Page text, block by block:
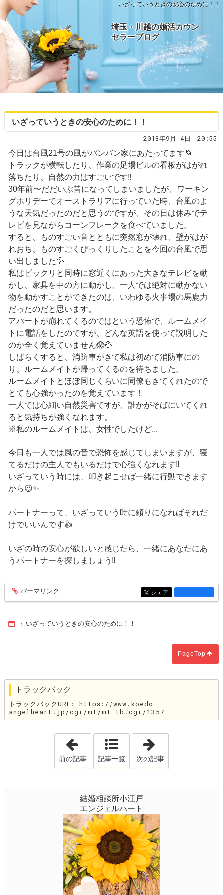
いざっていうときの安心のために！！
埼玉・川越の婚活カウン
セラーブログ
いざっていうときの安心のために！！
2018年9月 4日｜20:55
今日は台風21号の風がバンバン家にあたってます🌀
トラックが横転したり、作業の足場ビルの看板がはがれ
落ちたり、自然の力はすごいです‼️
30年前〜だだいぶ昔になってしまいましたが、ワーキン
グホリデーでオーストラリアに行っていた時、台風のよ
うな天気だったのだと思うのですが、その日は休みでテ
レビを見ながらコーンフレークを食べていました。
すると、ものすごい音とともに突然窓が壊れ、壁がはが
れおち、ものすごくびっくりしたことを今回の台風で思
い出しました💦
私はビックリと同時に窓近くにあった大きなテレビを動
かし、家具を中の方に動かし、一人では絶対に動かない
物を動かすことができたのは、いわゆる火事場の馬鹿力
だったのだと思います。
アパートが崩れてくるのではという恐怖で、ルームメイ
トに電話をしたのですが、どんな英語を使って説明した
のか全く覚えていません😱💦
しばらくすると、消防車がきて私は初めて消防車にの
り、ルームメイトが帰ってくるのを待ちました。
ルームメイトとほぼ同じくらいに同僚もきてくれたので
とても心強かったのを覚えています！
一人では心細い自然災害ですが、誰かがそばにいてくれ
ると気持ちが強くなれます。
※私のルームメイトは、女性でしたけど...
今日も一人では風の音で恐怖を感じてしまいますが、寝
てるだけの主人でもいるだけで心強くなれます‼️
いざっていう時には、叩き起こせば一緒に行動できます
から😉✨
パートナーって、いざっていう時に頼りになればそれだ
けでいいんです👍
いざの時の安心が欲しいと感じたら、一緒にあなたにあ
うパートナーを探しましょう‼️
entry1370
パーマリンク entry1370
シェア
Home
いざっていうときの安心のために！！
PageTop
トラックバック
トラックバックURL: https://www.koedo-
angelheart.jp/cgi/mt/mt-tb.cgi/1357
「プロポーズ大成功🎉」
前の記事 記事一覧 次の記事
結婚相談所小江戸
エンジェルハート